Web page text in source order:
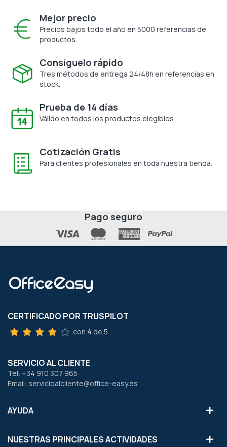
Mejor precio
Precios bajos todo el año en 5000 referencias de
productos.
Consíguelo rápido
Tres métodos de entrega 24/48h en referencias en
stock.
Prueba de 14 días
Válido en todos los productos elegibles.
Cotización Gratis
Para clientes profesionales en toda nuestra tienda.
Pago seguro
CERTIFICADO POR TRUSPILOT
con 4 de 5
SERVICIO AL CLIENTE
Tel: +34 910 307 965
Email: servicioalcliente@office-easy.es
AYUDA
NUESTRAS PRINCIPALES ACTIVIDADES